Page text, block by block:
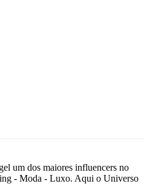
um dos maiores influencers no
- Moda - Luxo. Aqui o Universo